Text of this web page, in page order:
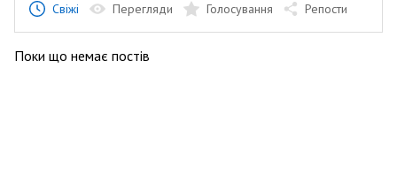
Свіжі Перегляди Голосування Репости
Поки що немає постів